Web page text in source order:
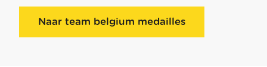
Naar team belgium medailles